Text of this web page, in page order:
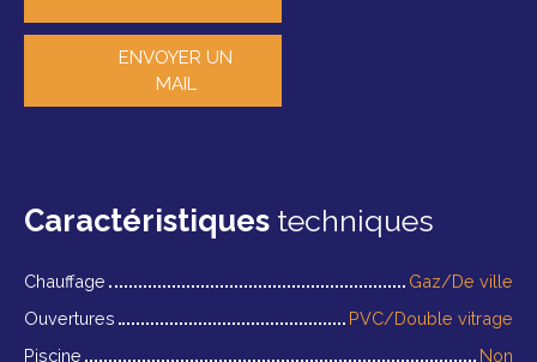
ENVOYER UN
MAIL
Caractéristiques techniques
Chauffage
Gaz/De ville
Ouvertures
PVC/Double vitrage
Piscine
Non